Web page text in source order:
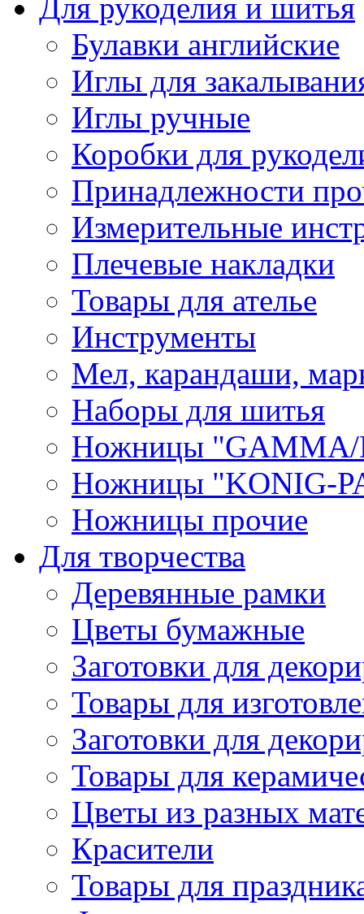
Для рукоделия и шитья
Булавки английские
Иглы для
Иглы ручные
Коробки для
Принадлежности
Измерительные
Плечевые накладки
Товары для ателье
Инструменты
Мел, карандаши,
Наборы для шитья
Ножницы "GAMMA/
Ножницы "KONIG-
Ножницы прочие
Для творчества
Деревянные рамки
Цветы бумажные
Заготовки для
Товары для
Заготовки для
Товары для
Цветы из разных
Красители
Товары для